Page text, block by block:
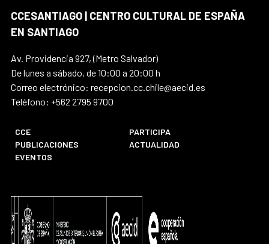
CCESANTIAGO | CENTRO CULTURAL DE ESPAÑA
EN SANTIAGO
Av. Providencia 927, (Metro Salvador)
De lunes a sábado, de 10:00 a 20:00 h
Correo electrónico: recepcion.cc.chile@aecid.es
Teléfono: +562 2795 9700
CCE
PARTICIPA
PUBLICACIONES
ACTUALIDAD
EVENTOS